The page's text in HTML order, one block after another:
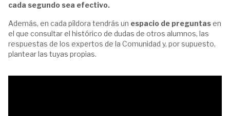
cada segundo sea efectivo.
Además, en cada píldora tendrás un espacio de preguntasen
el que consultar el histórico de dudas de otros alumnos, las
respuestas de los expertos de la Comunidad y, por supuesto,
plantear las tuyas propias.